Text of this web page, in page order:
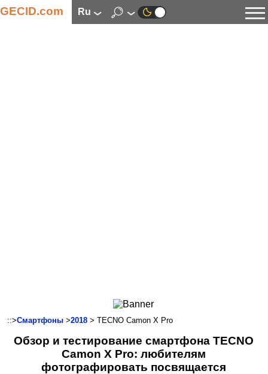
GECID.com ru
Смартфоны
Коммуникации
Автоэлектроника
Программное обеспечение
::>Смартфоны >2018 > TECNO Camon X Pro
Обзор и тестирование смартфона TECNO
Camon X Pro: любителям
фотографировать посвящается